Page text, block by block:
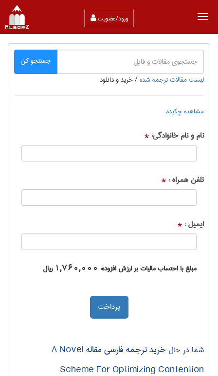
ورود/عضویت
جستجو کن
لیست مقالات ترجمه شده/خرید و دانلود
مشاهده چکیده
نام و نام خانوادگی: *
تلفن همراه : *
ایمیل : *
مبلغ با احتساب مالیات بر ارزش افزوده: 1,760,000 ریال
شما در حال
خرید ترجمه فارسی مقاله A Novel
Scheme For Optimizing Contention